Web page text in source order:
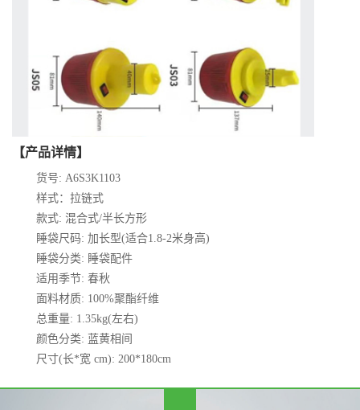
【产品详情】
货号: A6S3K1103
样式：拉链式
款式: 混合式/半长方形
睡袋尺码: 加长型(适合1.8-2米身高)
睡袋分类: 睡袋配件
适用季节: 春秋
面料材质: 100%聚酯纤维
总重量: 1.35kg(左右)
颜色分类: 蓝黄相间
尺寸(长*宽 cm): 200*180cm